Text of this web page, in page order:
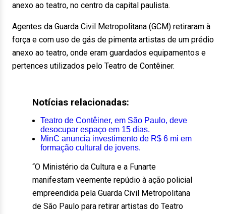
anexo ao teatro, no centro da capital paulista.
Agentes da Guarda Civil Metropolitana (GCM) retiraram à
força e com uso de gás de pimenta artistas de um prédio
anexo ao teatro, onde eram guardados equipamentos e
pertences utilizados pelo Teatro de Contêiner.
Notícias relacionadas:
Teatro de Contêiner, em São Paulo, deve
desocupar espaço em 15 dias.
MinC anuncia investimento de R$ 6 mi em
formação cultural de jovens.
“O Ministério da Cultura e a Funarte
manifestam veemente repúdio à ação policial
empreendida pela Guarda Civil Metropolitana
de São Paulo para retirar artistas do Teatro